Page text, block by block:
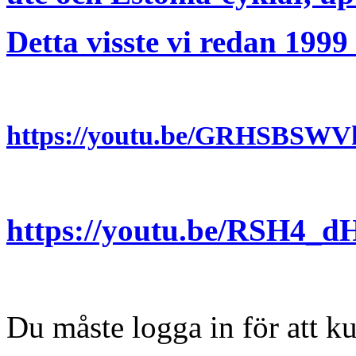
Detta visste vi redan
https://youtu.be/
https://youtu.be/
Du måste logga in för att